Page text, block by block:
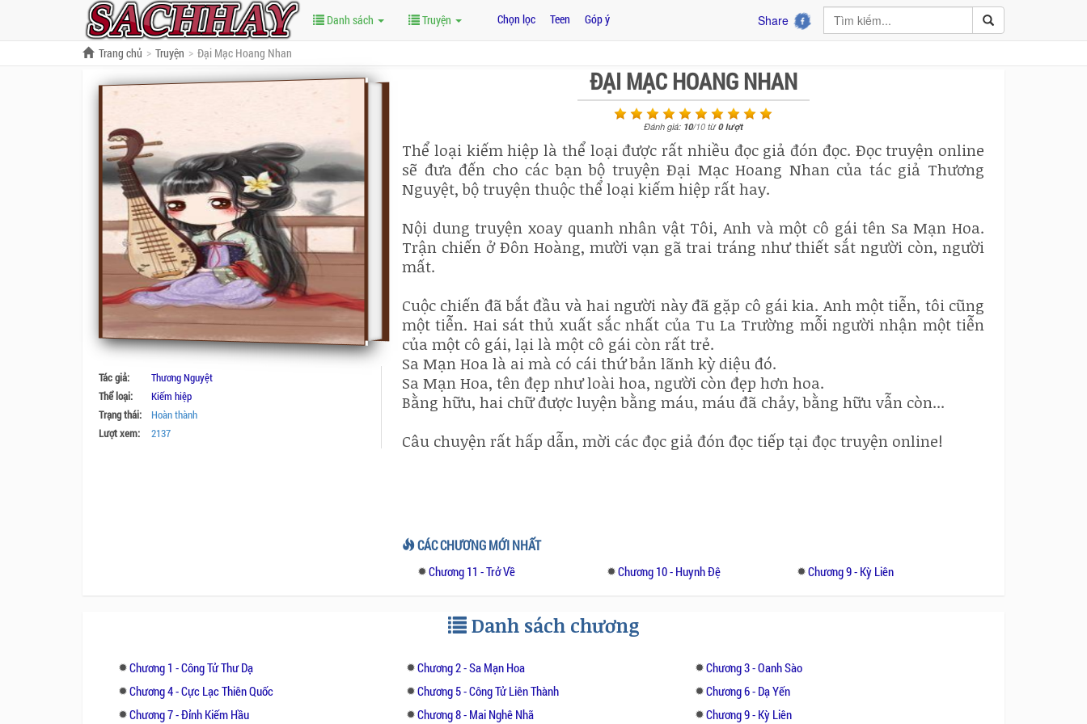
Danh sách Truyện Chọn lọc Teen Góp ý Share
Trang chủ Truyện Đại Mạc Hoang Nhan
Tác giả:
Thương Nguyệt
Thể loại:
Kiếm hiệp
Trạng thái:
Hoàn thành
Lượt xem:
2137
ĐẠI MẠC HOANG NHAN
Đánh giá: 10/10từ0lượt
Thể loại kiếm hiệp là thể loại được rất nhiều đọc giả đón đọc. Đọc truyện online
sẽ đưa đến cho các bạn bộ truyện Đại Mạc Hoang Nhan của tác giả Thương
Nguyệt, bộ truyện thuộc thể loại kiếm hiệp rất hay.
Nội dung truyện xoay quanh nhân vật Tôi, Anh và một cô gái tên Sa Mạn Hoa.
Trận chiến ở Đôn Hoàng, mười vạn gã trai tráng như thiết sắt người còn, người
mất.
Cuộc chiến đã bắt đầu và hai người này đã gặp cô gái kia. Anh một tiễn, tôi cũng
một tiễn. Hai sát thủ xuất sắc nhất của Tu La Trường mỗi người nhận một tiễn
của một cô gái, lại là một cô gái còn rất trẻ.
Sa Mạn Hoa là ai mà có cái thứ bản lãnh kỳ diệu đó.
Sa Mạn Hoa, tên đẹp như loài hoa, người còn đẹp hơn hoa.
Bằng hữu, hai chữ được luyện bằng máu, máu đã chảy, bằng hữu vẫn còn...
Câu chuyện rất hấp dẫn, mời các đọc giả đón đọc tiếp tại đọc truyện online!
CÁC CHƯƠNG MỚI NHẤT
Chương 11 - Trở Về Chương 10 - Huynh Đệ Chương 9 - Kỳ Liên
Danh sách chương
Chương 1 - Công Tử Thư Dạ Chương 2 - Sa Mạn Hoa
Chương 3 - Oanh Sào
Chương 4 - Cực Lạc Thiên Quốc
Chương 5 - Công Tử Liên Thành
Chương 6 - Dạ Yến
Chương 7 - Đỉnh Kiếm Hầu
Chương 8 - Mai Nghê Nhã Chương 9 - Kỳ Liên